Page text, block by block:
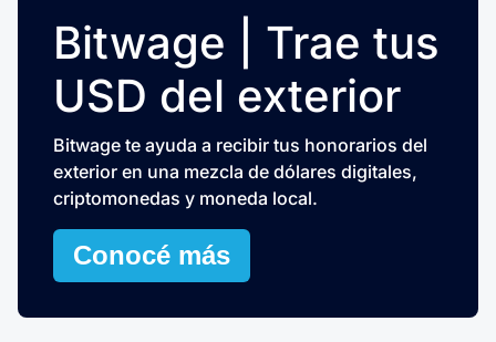
Bitwage | Trae tus
USD del exterior
Bitwage te ayuda a recibir tus honorarios del
exterior en una mezcla de dólares digitales,
criptomonedas y moneda local.
Conocé más